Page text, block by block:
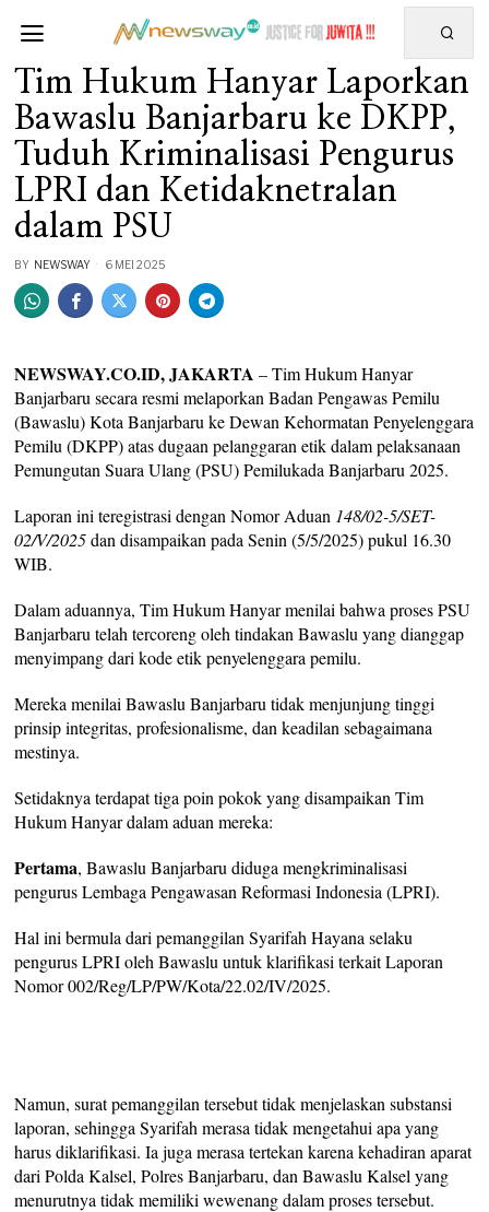
Tim Hukum Hanyar Laporkan
Bawaslu Banjarbaru ke DKPP,
Tuduh Kriminalisasi Pengurus
LPRI dan Ketidaknetralan
dalam PSU
BY NEWSWAY 6 MEI 2025
NEWSWAY.CO.ID, JAKARTA – Tim Hukum Hanyar
Banjarbaru secara resmi melaporkan Badan Pengawas Pemilu
(Bawaslu) Kota Banjarbaru ke Dewan Kehormatan Penyelenggara
Pemilu (DKPP) atas dugaan pelanggaran etik dalam pelaksanaan
Pemungutan Suara Ulang (PSU) Pemilukada Banjarbaru 2025.
Laporan ini teregistrasi dengan Nomor Aduan 148/02-5/SET-
02/V/2025dan disampaikan pada Senin (5/5/2025) pukul 16.30
WIB.
Dalam aduannya, Tim Hukum Hanyar menilai bahwa proses PSU
Banjarbaru telah tercoreng oleh tindakan Bawaslu yang dianggap
menyimpang dari kode etik penyelenggara pemilu.
Mereka menilai Bawaslu Banjarbaru tidak menjunjung tinggi
prinsip integritas, profesionalisme, dan keadilan sebagaimana
mestinya.
Setidaknya terdapat tiga poin pokok yang disampaikan Tim
Hukum Hanyar dalam aduan mereka:
Pertama, Bawaslu Banjarbaru diduga mengkriminalisasi
pengurus Lembaga Pengawasan Reformasi Indonesia (LPRI).
Hal ini bermula dari pemanggilan Syarifah Hayana selaku
pengurus LPRI oleh Bawaslu untuk klarifikasi terkait Laporan
Nomor 002/Reg/LP/PW/Kota/22.02/IV/2025.
Namun, surat pemanggilan tersebut tidak menjelaskan substansi
laporan, sehingga Syarifah merasa tidak mengetahui apa yang
harus diklarifikasi. Ia juga merasa tertekan karena kehadiran aparat
dari Polda Kalsel, Polres Banjarbaru, dan Bawaslu Kalsel yang
menurutnya tidak memiliki wewenang dalam proses tersebut.